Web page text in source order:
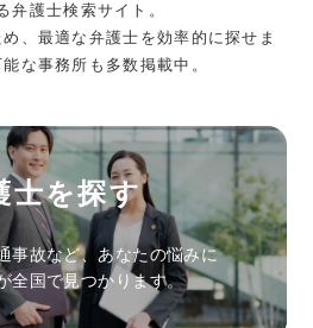
弁護士検索サイト。
、最適な弁護士を効率的に探せま
な事務所も多数掲載中。
士を探す
事故など、あなたの悩みに
全国で見つかります。